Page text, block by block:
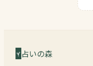
占いの森